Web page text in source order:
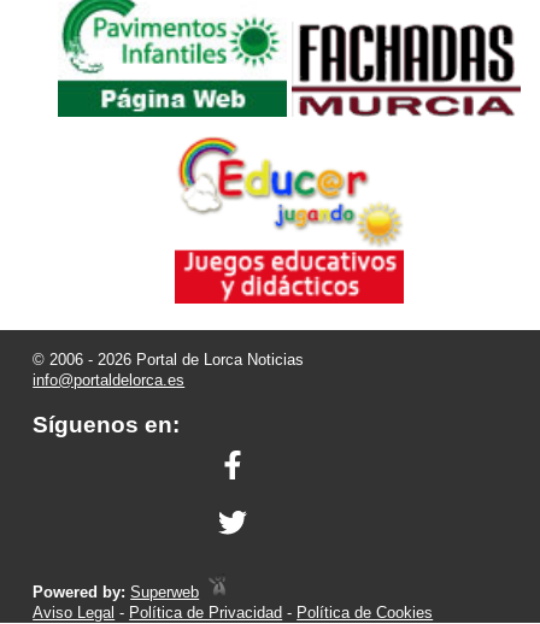
© 2006 - 2026 Portal de Lorca Noticias
info@portaldelorca.es
Síguenos en:
Powered by:Superweb
Aviso Legal - Política de Privacidad - Política de Cookies